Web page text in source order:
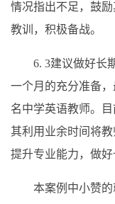
情况指出不足，鼓
教训，积极备战。
6. 3建议做好长
一个月的充分准备
名中学英语教师。
其利用业余时间将
提升专业能力，做好
本案例中小赞